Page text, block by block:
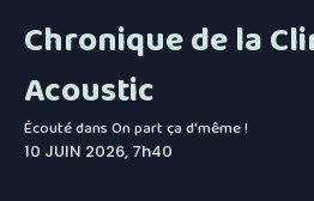
Chronique de la
Acoustic
Écouté dansOn part ça d'même !
10 JUIN 2026, 7h40